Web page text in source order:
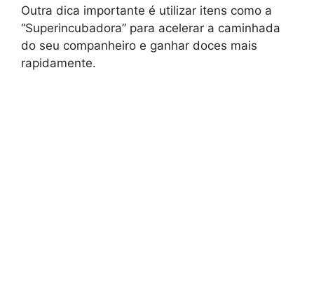
Outra dica importante é utilizar itens como a
“Superincubadora” para acelerar a caminhada
do seu companheiro e ganhar doces mais
rapidamente.